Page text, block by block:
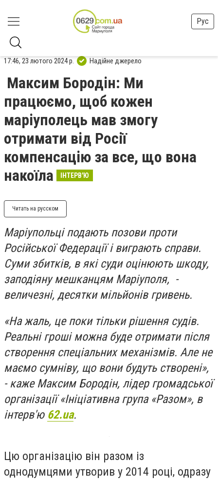
Рус
17:46, 23 лютого 2024 р. Надійне джерело
Максим Бородін: Ми
працюємо, щоб кожен
маріуполець мав змогу
отримати від Росії
компенсацію за все, що вона
накоїла
ІНТЕРВ'Ю
Читать на русском
Маріупольці подають позови проти
Російської Федерації і виграють справи.
Суми збитків, в які суди оцінюють шкоду,
заподіяну мешканцям Маріуполя, -
величезні, десятки мільйонів гривень.
«На жаль, це поки тільки рішення судів.
Реальні гроші можна буде отримати після
створення спеціальних механізмів. Але не
маємо сумніву, що вони будуть створені»,
- каже Максим Бородін, лідер громадської
організації «Ініціативна група «Разом», в
інтерв'ю 62.ua.
Цю організацію він разом із
однодумцями утворив у 2014 році, одразу